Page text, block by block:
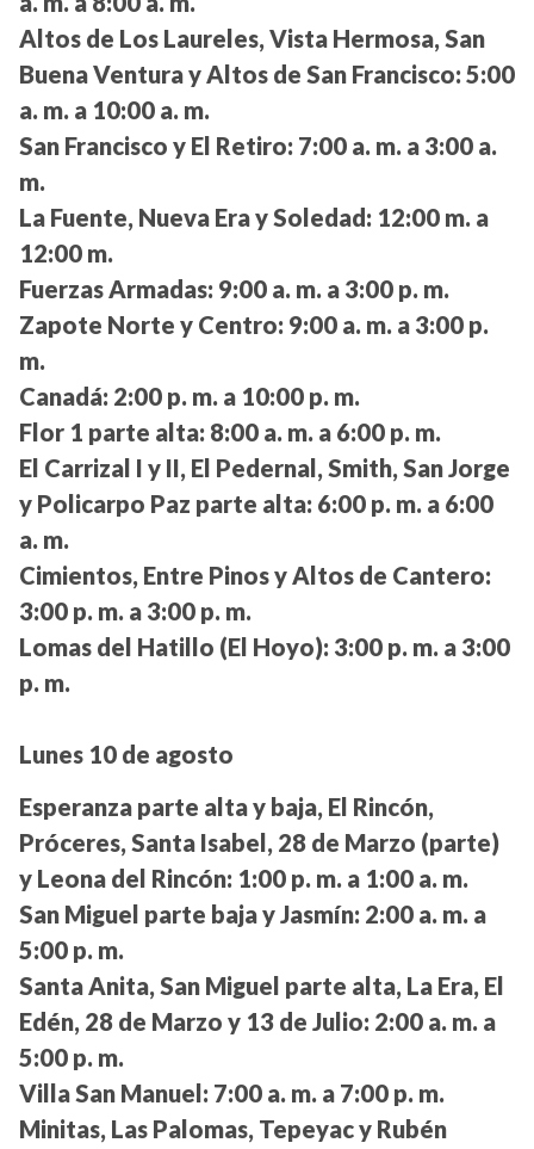
Altos de Los Laureles, Vista Hermosa, San
Buena Ventura y Altos de San Francisco: 5:00
a. m. a 10:00 a. m.
San Francisco y El Retiro: 7:00 a. m. a 3:00 a.
m.
La Fuente, Nueva Era y Soledad: 12:00 m. a
12:00 m.
Fuerzas Armadas: 9:00 a. m. a 3:00 p. m.
Zapote Norte y Centro: 9:00 a. m. a 3:00 p.
m.
Canadá: 2:00 p. m. a 10:00 p. m.
Flor 1 parte alta: 8:00 a. m. a 6:00 p. m.
El Carrizal I y II, El Pedernal, Smith, San Jorge
y Policarpo Paz parte alta: 6:00 p. m. a 6:00
a. m.
Cimientos, Entre Pinos y Altos de Cantero:
3:00 p. m. a 3:00 p. m.
Lomas del Hatillo (El Hoyo): 3:00 p. m. a 3:00
p. m.
Lunes 10 de agosto
Esperanza parte alta y baja, El Rincón,
Próceres, Santa Isabel, 28 de Marzo (parte)
y Leona del Rincón: 1:00 p. m. a 1:00 a. m.
San Miguel parte baja y Jasmín: 2:00 a. m. a
5:00 p. m.
Santa Anita, San Miguel parte alta, La Era, El
Edén, 28 de Marzo y 13 de Julio: 2:00 a. m. a
5:00 p. m.
Villa San Manuel: 7:00 a. m. a 7:00 p. m.
Minitas, Las Palomas, Tepeyac y Rubén